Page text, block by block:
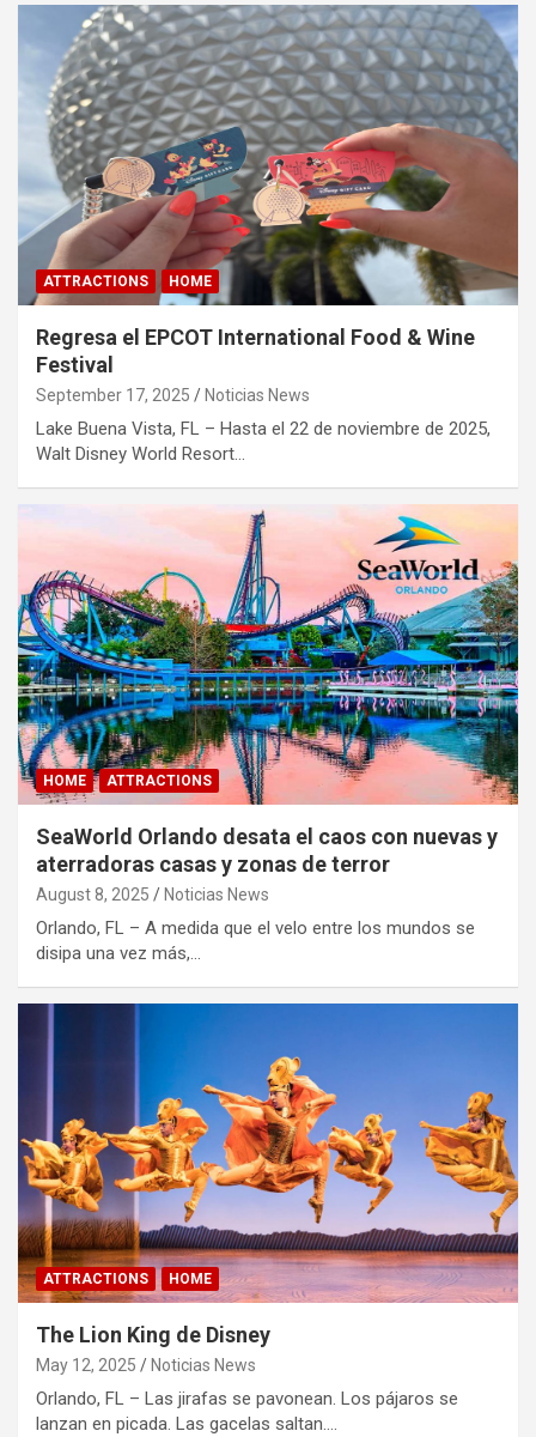
ATTRACTIONS HOME
Regresa el EPCOT International Food & Wine
Festival
September 17, 2025 Noticias News
Lake Buena Vista, FL – Hasta el 22 de noviembre de 2025,
Walt Disney World Resort…
HOME ATTRACTIONS
SeaWorld Orlando desata el caos con nuevas y
aterradoras casas y zonas de terror
August 8, 2025 Noticias News
Orlando, FL – A medida que el velo entre los mundos se
disipa una vez más,…
ATTRACTIONS HOME
The Lion King de Disney
May 12, 2025 Noticias News
Orlando, FL – Las jirafas se pavonean. Los pájaros se
lanzan en picada. Las gacelas saltan.…